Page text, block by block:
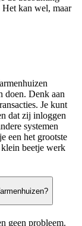
Het kan wel, maar
doen. Denk aan
Je kunt
dat zij inloggen
systemen
een het grootste
klein beetje werk
geen probleem.